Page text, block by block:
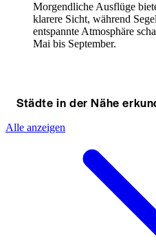
Morgendliche Ausflüge
klarere Sicht, während
entspannte Atmosphäre
Mai bis September.
Städte in der Nähe
Alle anzeigen